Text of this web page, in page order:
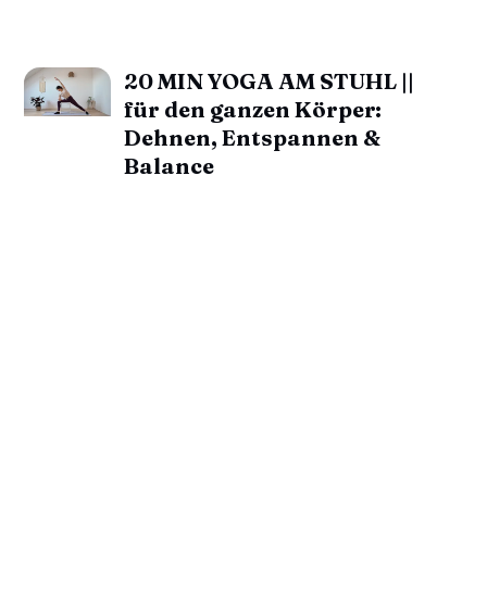
20 MIN YOGA AM STUHL ||
für den ganzen Körper:
Dehnen, Entspannen &
Balance